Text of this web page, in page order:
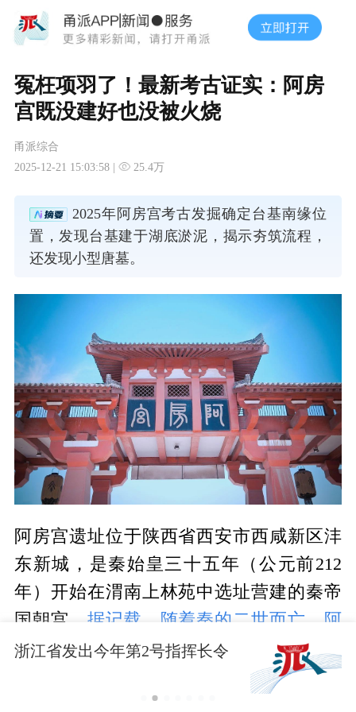
冤枉项羽了！最新考古证实：阿房
宫既没建好也没被火烧
甬派综合
2025-12-21 15:03:58 |
25.4万
2025年阿房宫考古发掘确定台基南缘位
置，发现台基建于湖底淤泥，揭示夯筑流程，
还发现小型唐墓。
阿房宫遗址位于陕西省西安市西咸新区沣
东新城，是秦始皇三十五年（公元前212
年）开始在渭南上林苑中选址营建的秦帝
国朝宫。 据记载，随着秦的二世而亡，阿
房宫营建被迫终止，即文献所载“阿房宫未
浙江省发出今年第2号指挥长令